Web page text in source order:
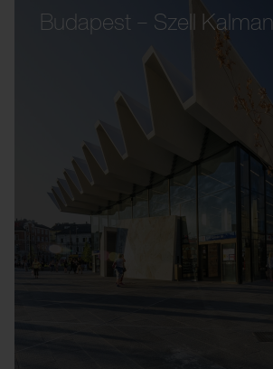
Budapest – Szell Kalman